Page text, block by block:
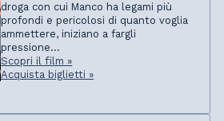
droga con cui Manco ha legami più
profondi e pericolosi di quanto voglia
ammettere, iniziano a fargli
pressione...
Scopri il film »
Acquista biglietti »